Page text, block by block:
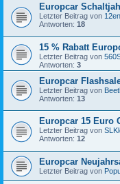
Europcar
Letzter Beitrag von
Antworten: 18
15 % Rabatt
Letzter Beitrag von
Antworten: 3
Europcar
Letzter Beitrag von
Antworten: 13
Europcar 15 Euro
Letzter Beitrag von
Antworten: 12
Europcar
Letzter Beitrag von